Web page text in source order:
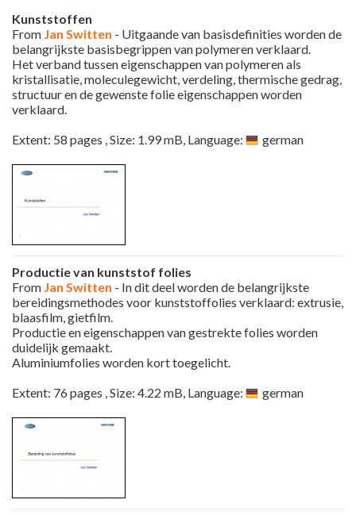
Kunststoffen
From Jan Switten - Uitgaande van basisdefinities worden de
belangrijkste basisbegrippen van polymeren verklaard.
Het verband tussen eigenschappen van polymeren als
kristallisatie, moleculegewicht, verdeling, thermische gedrag,
structuur en de gewenste folie eigenschappen worden
verklaard.
Extent: 58 pages , Size: 1.99 mB, Language:
german
Productie van kunststof folies
From Jan Switten - In dit deel worden de belangrijkste
bereidingsmethodes voor kunststoffolies verklaard: extrusie,
blaasfilm, gietfilm.
Productie en eigenschappen van gestrekte folies worden
duidelijk gemaakt.
Aluminiumfolies worden kort toegelicht.
Extent: 76 pages , Size: 4.22 mB, Language:
german